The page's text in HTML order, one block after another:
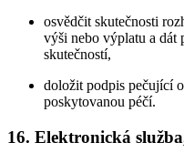
osvědčit skutečnosti
výši nebo výplatu a dát
skutečností,
doložit podpis pečující
poskytovanou péčí.
16. Elektronická